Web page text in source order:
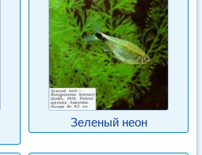
Зеленый неон